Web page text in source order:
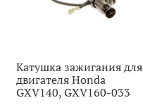
Катушка зажигания для
двигателя Honda
GXV140, GXV160-033